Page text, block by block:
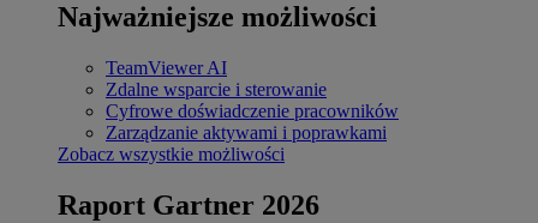
Najważniejsze możliwości
TeamViewer AI
Zdalne wsparcie i sterowanie
Cyfrowe doświadczenie pracowników
Zarządzanie aktywami i poprawkami
Zobacz wszystkie możliwości
Raport Gartner 2026